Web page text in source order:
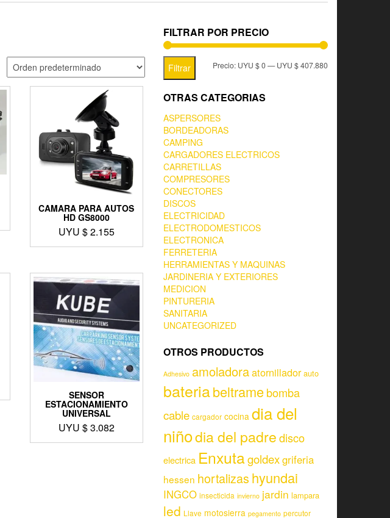
CAMARA PARA AUTOS
HD GS8000
UYU $2.155
SENSOR
ESTACIONAMIENTO
UNIVERSAL
UYU $3.082
FILTRAR POR PRECIO
Filtrar Precio: UYU $ 0—UYU $ 407.880
OTRAS CATEGORIAS
ASPERSORES
BORDEADORAS
CAMPING
CARGADORES ELECTRICOS
CARRETILLAS
COMPRESORES
CONECTORES
DISCOS
ELECTRICIDAD
ELECTRODOMESTICOS
ELECTRONICA
FERRETERIA
HERRAMIENTAS Y MAQUINAS
JARDINERIA Y EXTERIORES
MEDICION
PINTURERIA
SANITARIA
UNCATEGORIZED
OTROS PRODUCTOS
Adhesivo amoladoraatornillador auto
bateriabeltramebomba
cable cargador cocina dia del
niñodia del padredisco
electrica Enxutagoldexgriferia
hessen hortalizas hyundai
INGCO insecticida invierno jardin lampara
led Llave motosierra pegamento percutor